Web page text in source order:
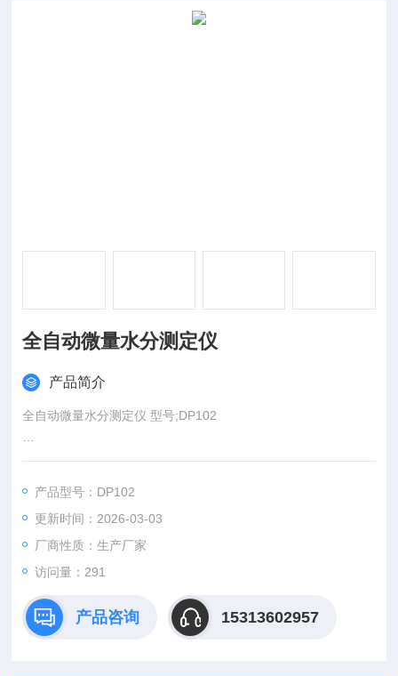
全自动微量水分测定仪
产品简介
全自动微量水分测定仪 型号;DP102
一.DP102产品介绍
域,可测样品类型：固体、液体、气体。
产品型号：DP102
更新时间：2026-03-03
厂商性质：生产厂家
访问量：291
产品咨询 15313602957